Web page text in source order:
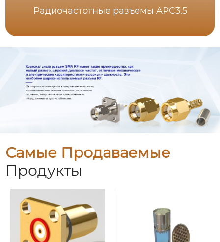
Радиочастотные разъемы APC3.5
Самые Продаваемые
Продукты